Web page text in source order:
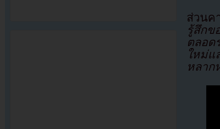
ส่วนค
รู้สึก
ตลอด
ใหม่
หลาก